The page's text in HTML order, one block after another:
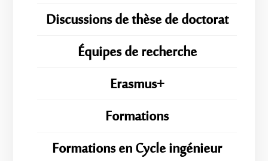
Discussions de thèse de doctorat
Équipes de recherche
Erasmus+
Formations
Formations en Cycle ingénieur